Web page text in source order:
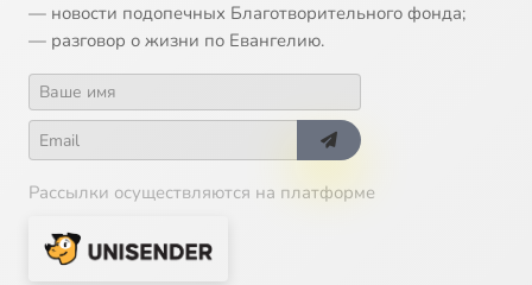
— новости подопечных Благотворительного фонда;
— разговор о жизни по Евангелию.
Рассылки осуществляются на платформе